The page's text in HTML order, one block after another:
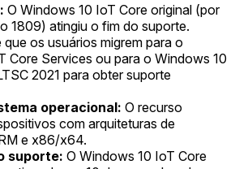
O Windows 10 IoT Core original (por
1809) atingiu o fim do suporte.
os usuários migrem para o
Core Services ou para o Windows 10
2021 para obter suporte
operacional: O recurso
com arquiteturas de
e x86/x64.
suporte: O Windows 10 IoT Core